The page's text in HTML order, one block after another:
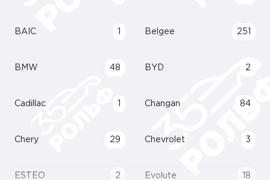
BAIC Belgee 251
BMW 48 BYD 2
Cadillac Changan 84
Chery 29 Chevrolet 3
ESTEO 2 Evolute 18